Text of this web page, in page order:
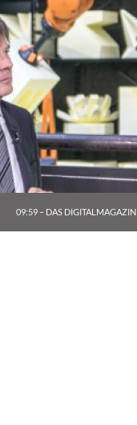
09:59 – DAS DIGITALMAGAZIN